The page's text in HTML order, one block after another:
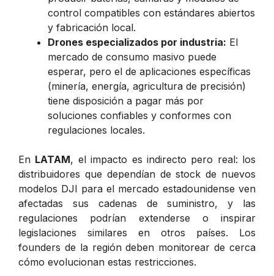
control compatibles con estándares abiertos
y fabricación local.
Drones especializados por industria: El
mercado de consumo masivo puede
esperar, pero el de aplicaciones específicas
(minería, energía, agricultura de precisión)
tiene disposición a pagar más por
soluciones confiables y conformes con
regulaciones locales.
En LATAM, el impacto es indirecto pero real: los
distribuidores que dependían de stock de nuevos
modelos DJI para el mercado estadounidense ven
afectadas sus cadenas de suministro, y las
regulaciones podrían extenderse o inspirar
legislaciones similares en otros países. Los
founders de la región deben monitorear de cerca
cómo evolucionan estas restricciones.